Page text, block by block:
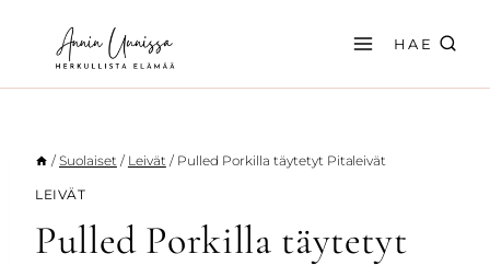
sisältöön
HAE
/ Suolaiset / Leivät / Pulled Porkilla täytetyt Pitaleivät
LEIVÄT
Pulled Porkilla täytetyt